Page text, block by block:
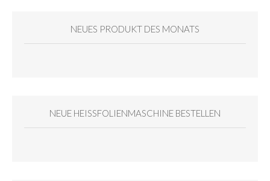
NEUES PRODUKT DES MONATS
NEUE HEISSFOLIENMASCHINE BESTELLEN